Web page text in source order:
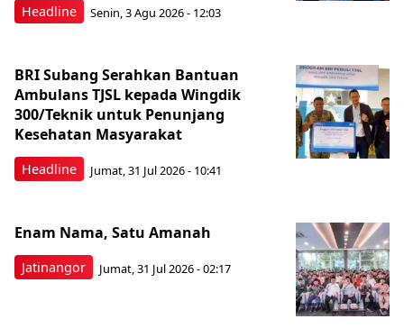
Headline Senin, 3 Agu 2026 - 12:03
Headline
BRI Subang Serahkan Bantuan
Ambulans TJSL kepada Wingdik
300/Teknik untuk Penunjang
Kesehatan Masyarakat ​
Jumat, 31 Jul 2026 - 10:41
Jatinangor
Enam Nama, Satu Amanah
Jumat, 31 Jul 2026 - 02:17